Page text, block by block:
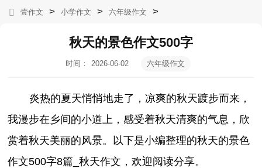
壹作文 > 小学作文 > 六年级作文 >
秋天的景色作文500字
时间：
2026-06-02
六年级作文
炎热的夏天悄悄地走了，凉爽的秋天踱步而来，
我漫步在乡间的小道上，感受着秋天清爽的气息，欣
赏着秋天美丽的风景。以下是小编整理的秋天的景色
作文500字8篇_秋天作文，欢迎阅读分享。